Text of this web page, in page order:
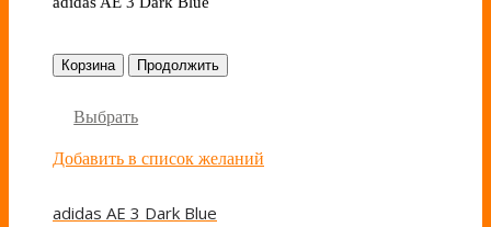
Корзина Продолжить
Выбрать
Добавить в список желаний
adidas AE 3 Dark Blue